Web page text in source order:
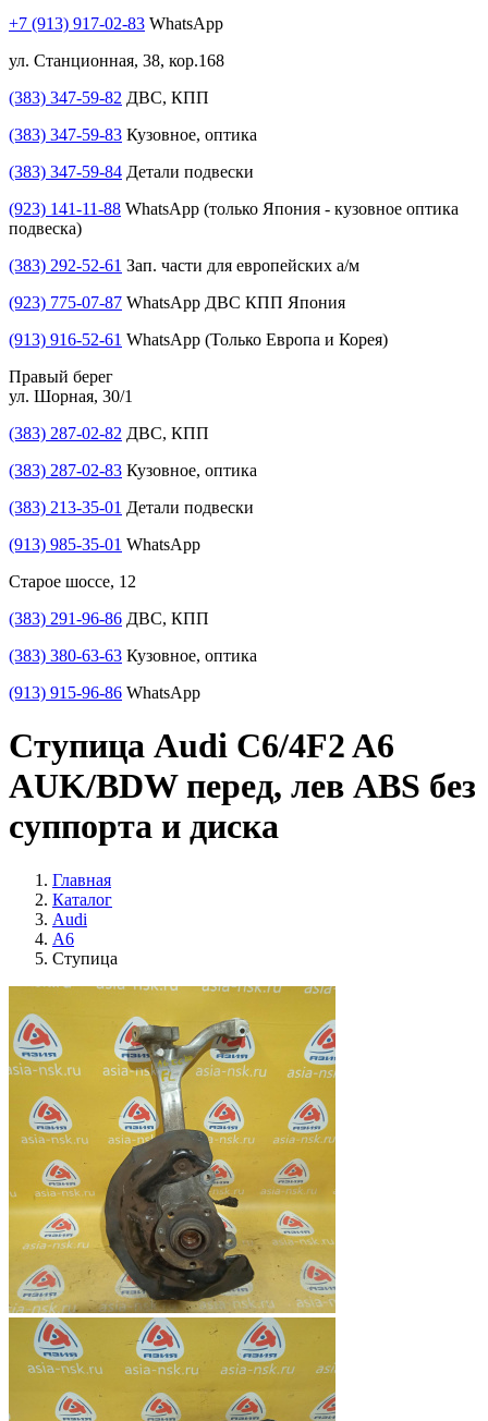
+7 (913) 917-02-83 WhatsApp
ул. Станционная, 38, кор.168
(383) 347-59-82 ДВС, КПП
(383) 347-59-83 Кузовное, оптика
(383) 347-59-84 Детали подвески
(923) 141-11-88 WhatsApp (только Япония - кузовное оптика
подвеска)
(383) 292-52-61 Зап. части для европейских а/м
(923) 775-07-87 WhatsApp ДВС КПП Япония
(913) 916-52-61 WhatsApp (Только Европа и Корея)
Правый берег
ул. Шорная, 30/1
(383) 287-02-82 ДВС, КПП
(383) 287-02-83 Кузовное, оптика
(383) 213-35-01 Детали подвески
(913) 985-35-01 WhatsApp
Старое шоссе, 12
(383) 291-96-86 ДВС, КПП
(383) 380-63-63 Кузовное, оптика
(913) 915-96-86 WhatsApp
Ступица Audi C6/4F2 A6
AUK/BDW перед, лев ABS без
суппорта и диска
Главная
Каталог
Audi
A6
Ступица